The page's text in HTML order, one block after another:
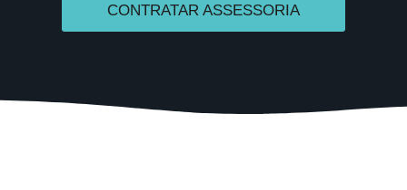
CONTRATAR ASSESSORIA